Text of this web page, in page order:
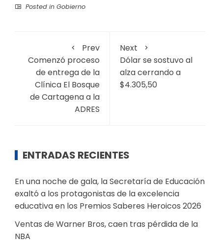
Posted in Gobierno
Prev
Comenzó proceso
de entrega de la
Clínica El Bosque
de Cartagena a la
ADRES
Next
Dólar se sostuvo al
alza cerrando a
$4.305,50
ENTRADAS RECIENTES
En una noche de gala, la Secretaría de Educación
exaltó a los protagonistas de la excelencia
educativa en los Premios Saberes Heroicos 2026
Ventas de Warner Bros, caen tras pérdida de la
NBA